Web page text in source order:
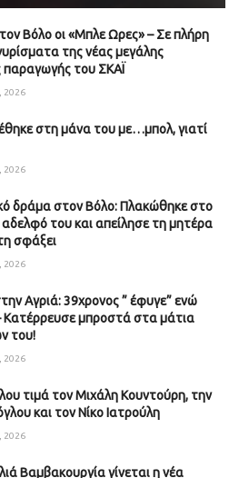
Βόλο οι «Μπλε Ωρες» – Σε πλήρη
της νέας μεγάλης
παραγωγής του ΣΚΑΪ
2026
στη μάνα του με…μπολ, γιατί
2026
δράμα στον Βόλο: Πλακώθηκε στο
του και απείλησε τη μητέρα
σφάξει
2026
Αγριά: 39χρονος ” έφυγε” ενώ
Κατέρρευσε μπροστά στα μάτια
του!
2026
τιμά τον Μιχάλη Κουντούρη, την
και τον Νίκο Ιατρούλη
2026
Βαμβακουργία γίνεται η νέα